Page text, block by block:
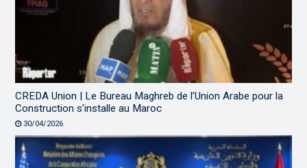
CREDA Union | Le Bureau Maghreb de l’Union Arabe pour la
Construction s’installe au Maroc
30/04/2026